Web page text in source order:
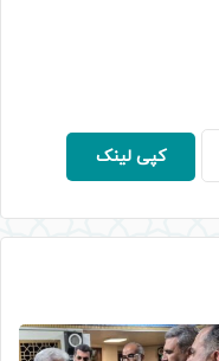
کپی لینک